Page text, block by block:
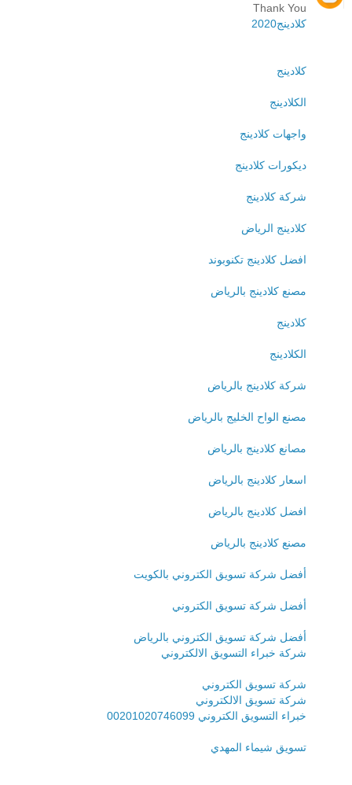
Thank You
كلادينج2020
كلادينج
الكلادينج
واجهات كلادينج
ديكورات كلادينج
شركة كلادينج
كلادينج الرياض
افضل كلادينج تكنوبوند
مصنع كلادينج بالرياض
كلادينج
الكلادينج
شركة كلادينج بالرياض
مصنع الواح الخليج بالرياض
مصانع كلادينج بالرياض
اسعار كلادينج بالرياض
افضل كلادينج بالرياض
مصنع كلادينج بالرياض
أفضل شركة تسويق الكتروني بالكويت
أفضل شركة تسويق الكتروني
أفضل شركة تسويق الكتروني بالرياض
شركة خبراء التسويق الالكتروني
شركة تسويق الكتروني
شركة تسويق الالكتروني
خبراء التسويق الكتروني 00201020746099
تسويق شيماء المهدي